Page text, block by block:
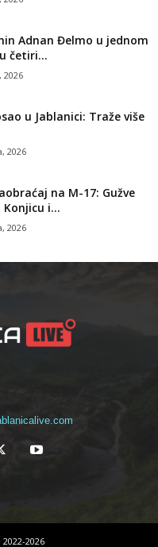
Adnan Đelmo u jednom
četiri...
2026
u Jablanici: Traže više
2026
na M-17: Gužve
i...
2026
2022-2026